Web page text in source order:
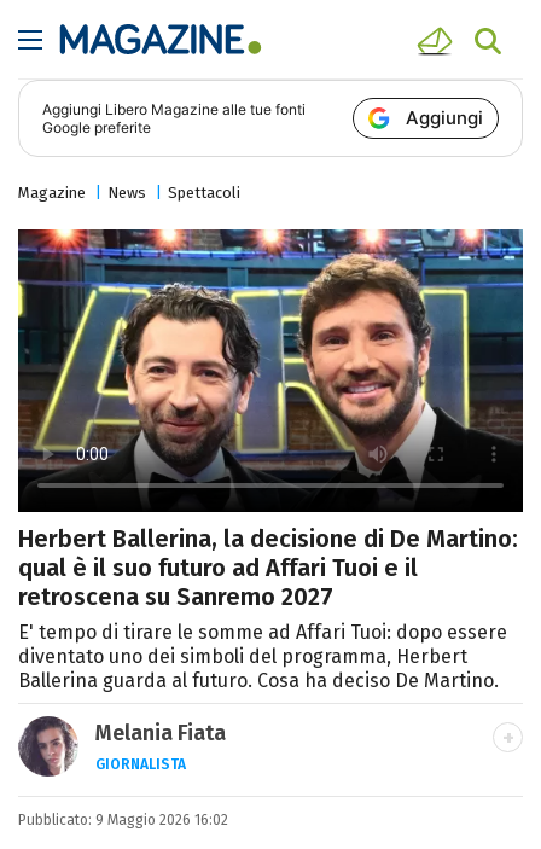
Aggiungi Libero Magazine alle tue fonti
Google preferite
Aggiungi
Magazine News Spettacoli
Herbert Ballerina, la decisione di De Martino:
qual è il suo futuro ad Affari Tuoi e il
retroscena su Sanremo 2027
E' tempo di tirare le somme ad Affari Tuoi: dopo essere
diventato uno dei simboli del programma, Herbert
Ballerina guarda al futuro. Cosa ha deciso De Martino.
Melania Fiata
GIORNALISTA
Laureata in Lettere, divoratrice di libri e
serie. Scrivo di spettacoli, film e TV.
Pubblicato: 9 Maggio 2026 16:02